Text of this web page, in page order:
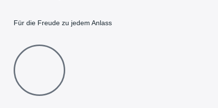
Für die Freude zu jedem Anlass